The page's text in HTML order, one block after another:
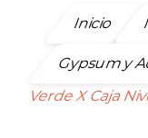
Inicio
Gypsum y
Verde X Caja